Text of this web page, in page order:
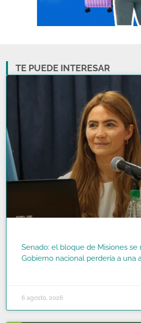
TE PUEDE INTERESAR
Senado: el bloque de Misiones se
Gobierno nacional perdería a una
6 agosto, 2026